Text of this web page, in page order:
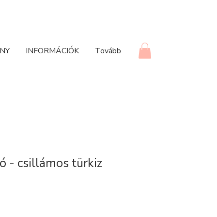
INFORMÁCIÓK Tovább
- csillámos türkiz